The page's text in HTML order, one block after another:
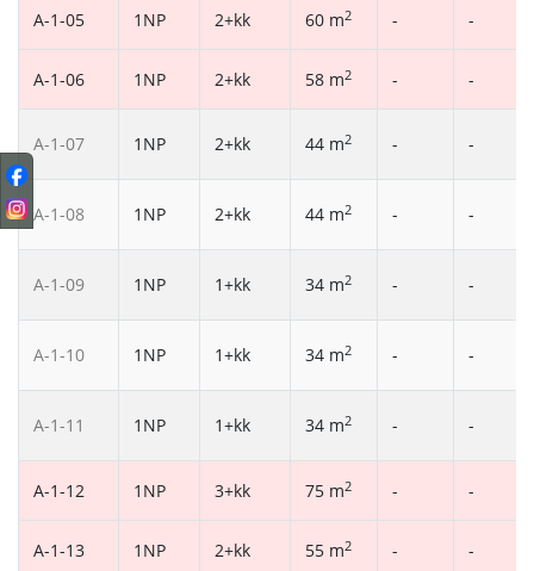
A-1-05 1NP 2+kk 60 m2 - -
A-1-06 1NP 2+kk 58 m2 - -
A-1-07 1NP 2+kk 44 m2 - -
A-1-08 1NP 2+kk 44 m2 - -
A-1-09 1NP 1+kk 34 m2 - -
A-1-10 1NP 1+kk 34 m2 - -
A-1-11 1NP 1+kk 34 m2 - -
A-1-12 1NP 3+kk 75 m2 - -
A-1-13 1NP 2+kk 55 m2 - -